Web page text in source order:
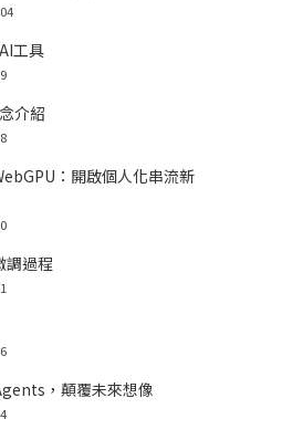
工具
介紹
：開啟個人化串流新
調過程
，顛覆未來想像